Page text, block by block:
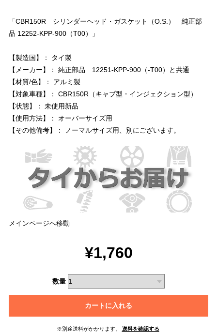
「CBR150R シリンダーヘッド・ガスケット（O.S.） 純正部
品 12252-KPP-900（T00）」
【製造国】： タイ製
【メーカー】： 純正部品 12251-KPP-900（-T00）と共通
【材質/色】： アルミ製
【対象車種】： CBR150R（キャブ型・インジェクション型）
【状態】： 未使用新品
【使用方法】： オーバーサイズ用
【その他備考】： ノーマルサイズ用、別にございます。
メインページへ移動
¥1,760
数量
カートに入れる
※別途送料がかかります。
送料を確認する